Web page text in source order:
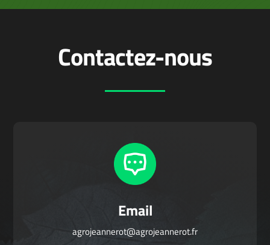
Contactez-nous
Email
agrojeannerot@agrojeannerot.fr